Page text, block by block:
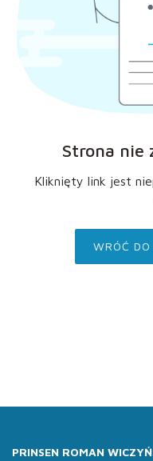
Strona nie
Kliknięty link jest
WRÓĆ
PRINSEN ROMAN